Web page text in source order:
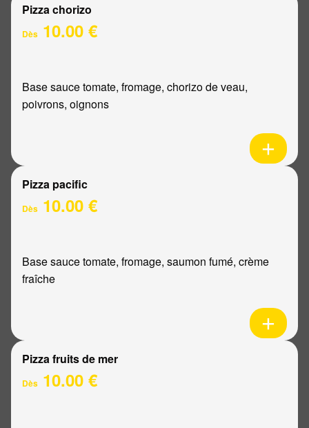
Pizza chorizo
Dès 10.00 €
Base sauce tomate, fromage, chorizo de veau,
poivrons, oignons
Pizza pacific
Dès 10.00 €
Base sauce tomate, fromage, saumon fumé, crème
fraîche
Pizza fruits de mer
Dès 10.00 €